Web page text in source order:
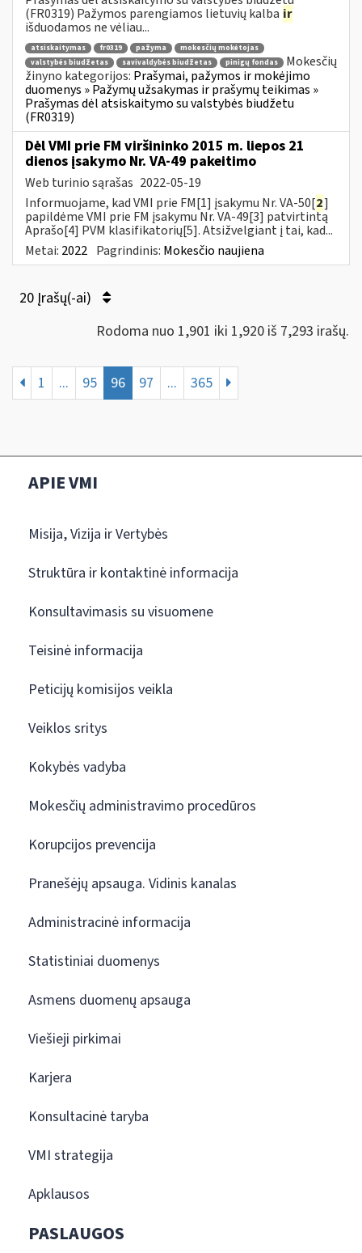
(FR0319) Pažymos parengiamos lietuvių kalba ir
išduodamos ne vėliau...
atsiskaitymas fr0319 pažyma
mokesčių mokėtojas
valstybės biudžetas
savivaldybės biudžetas pinigų fondas
Mokesčių
žinyno kategorijos: Prašymai, pažymos ir mokėjimo
duomenys » Pažymų užsakymas ir prašymų teikimas »
Prašymas dėl atsiskaitymo su valstybės biudžetu
(FR0319)
Dėl VMI prie FM viršininko 2015 m. liepos 21
dienos įsakymo Nr. VA-49 pakeitimo
Web turinio sąrašas 2022-05-19
Informuojame, kad VMI prie FM[1] įsakymu Nr. VA-50[2]
papildėme VMI prie FM įsakymu Nr. VA-49[3] patvirtintą
Aprašo[4] PVM klasifikatorių[5]. Atsižvelgiant į tai, kad...
Metai: 2022 Pagrindinis: Mokesčio naujiena
20 Įrašų(-ai)
Rodoma nuo 1,901 iki 1,920 iš 7,293 irašų.
1 ... 95 96 97 ... 365
APIE VMI
Misija, Vizija ir Vertybės
Struktūra ir kontaktinė informacija
Konsultavimasis su visuomene
Teisinė informacija
Peticijų komisijos veikla
Veiklos sritys
Kokybės vadyba
Mokesčių administravimo procedūros
Korupcijos prevencija
Pranešėjų apsauga. Vidinis kanalas
Administracinė informacija
Statistiniai duomenys
Asmens duomenų apsauga
Viešieji pirkimai
Karjera
Konsultacinė taryba
VMI strategija
Apklausos
PASLAUGOS